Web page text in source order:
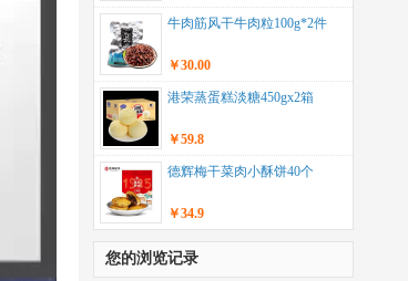
牛肉筋风干牛肉粒100g*2件
￥30.00
港荣蒸蛋糕淡糖450gx2箱
￥59.8
德辉梅干菜肉小酥饼40个
￥34.9
您的浏览记录